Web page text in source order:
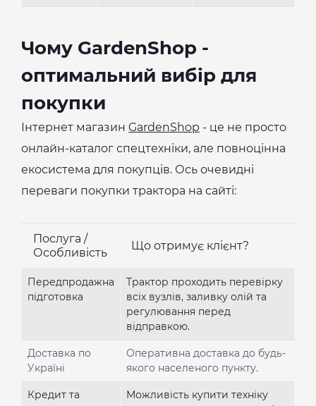
Чому GardenShop -
оптимальний вибір для
покупки
Інтернет магазин GardenShop - це не просто
онлайн-каталог спецтехніки, але повноцінна
екосистема для покупців. Ось очевидні
переваги покупки трактора на сайті:
Послуга /
Особливість
Що отримує клієнт?
Передпродажна
підготовка
Трактор проходить перевірку
всіх вузлів, заливку олій та
регулювання перед
відправкою.
Доставка по
Україні
Оперативна доставка до будь-
якого населеного пункту.
Кредит та
Можливість купити техніку